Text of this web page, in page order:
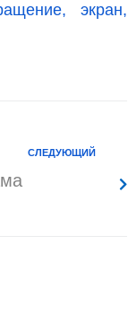
экран,
СЛЕДУЮЩИЙ